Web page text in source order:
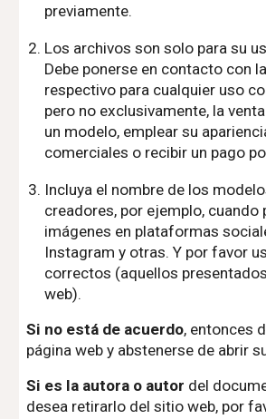
previamente.
Los archivos son solo para su
Debe ponerse en contacto con
respectivo para cualquier uso
pero no exclusivamente, la
un modelo, emplear su
comerciales o recibir un pago
Incluya el nombre de los
creadores, por ejemplo, cuando
imágenes en plataformas
Instagram y otras. Y por favor
correctos (aquellos
web).
Si no está de acuerdo, entonces
página web y abstenerse de abrir
Si es la autora o autor del
desea retirarlo del sitio web, por